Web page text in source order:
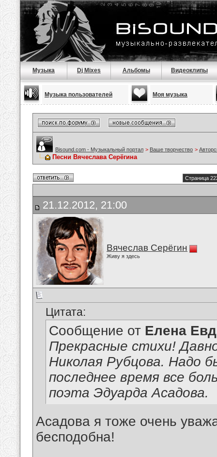
Музыка Dj Mixes Альбомы Видеоклипы
Музыка пользователей Моя музыка
Bisound.com - Музыкальный портал > Ваше творчество >
Песни Вячеслава Серёгина
Страница
21.12.2012, 21:00
Вячеслав Серёгин
Живу я здесь
Цитата:
Сообщение от Елена
Прекрасные стихи!
Николая Рубцова. Надо
последнее время все
поэта Эдуарда Асадова.
Асадова я тоже очень
бесподобна!